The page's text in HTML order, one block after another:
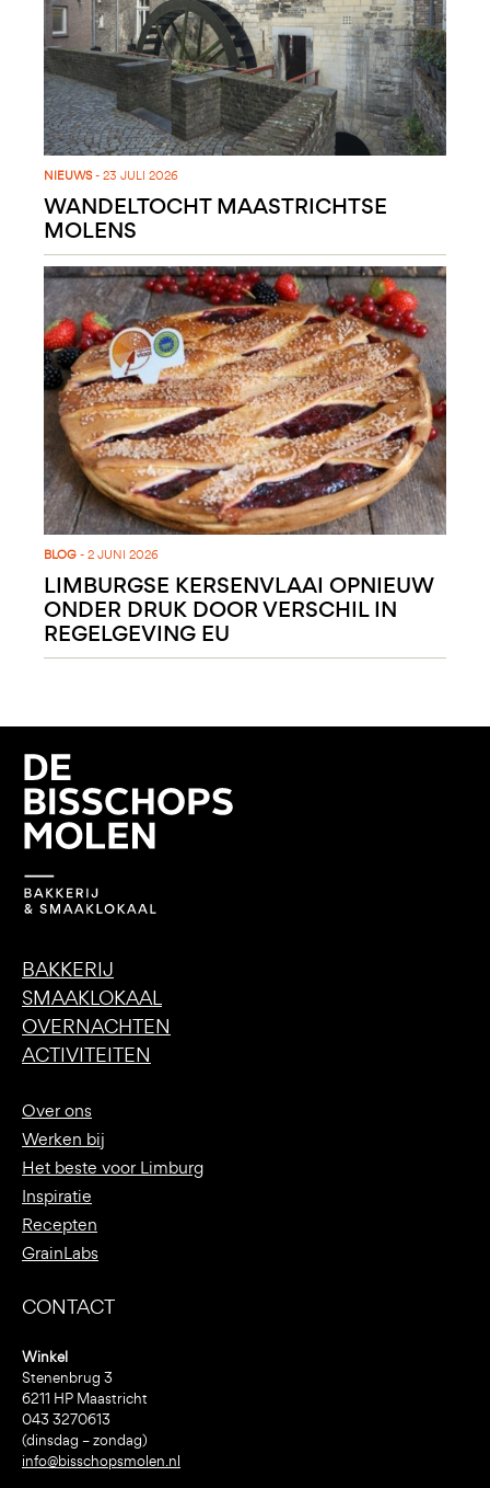
NIEUWS- 23 JULI 2026
WANDELTOCHT MAASTRICHTSE
MOLENS
BLOG - 2 JUNI 2026
LIMBURGSE KERSENVLAAI OPNIEUW
ONDER DRUK DOOR VERSCHIL IN
REGELGEVING EU
BAKKERIJ
SMAAKLOKAAL
OVERNACHTEN
ACTIVITEITEN
Over ons
Werken bij
Het beste voor Limburg
Inspiratie
Recepten
GrainLabs
CONTACT
Winkel
Stenenbrug 3
6211 HP Maastricht
043 3270613
(dinsdag – zondag)
info@bisschopsmolen.nl